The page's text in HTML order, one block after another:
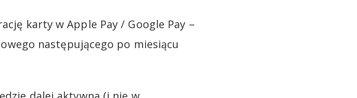
karty w Apple Pay / Google Pay –
następującego po miesiącu